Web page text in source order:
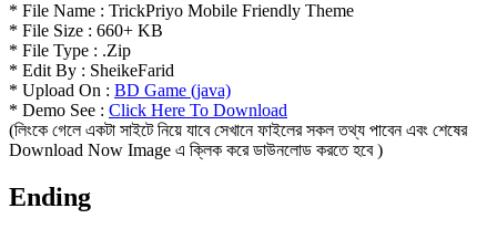
* File Name : TrickPriyo Mobile Friendly Theme
* File Size : 660+ KB
* File Type : .Zip
* Edit By : SheikeFarid
* Upload On : BD Game (java)
* Demo See : Click Here To Download
(লিংকে গেলে একটা সাইটে নিয়ে যাবে সেখানে ফাইলের সকল তথ্য পাবেন এবং শেষের
Download Now Image এ ক্লিক করে ডাউনলোড করতে হবে )
Ending